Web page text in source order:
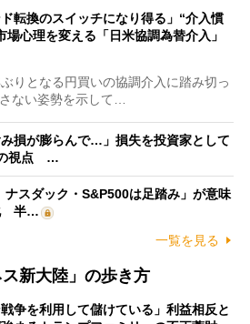
ド転換のスイッチになり得る」“介入慣
場心理を変える「日米協調為替介入」
りとなる円買いの協調介入に踏み切っ
ない姿勢を示して…
み損が膨らんで…」損失を投資家として
の視点 …
ナスダック・S&P500は足踏み」が意味
半…
一覧を見る
新大陸」の歩き方
戦争を利用して儲けている」利益相反と